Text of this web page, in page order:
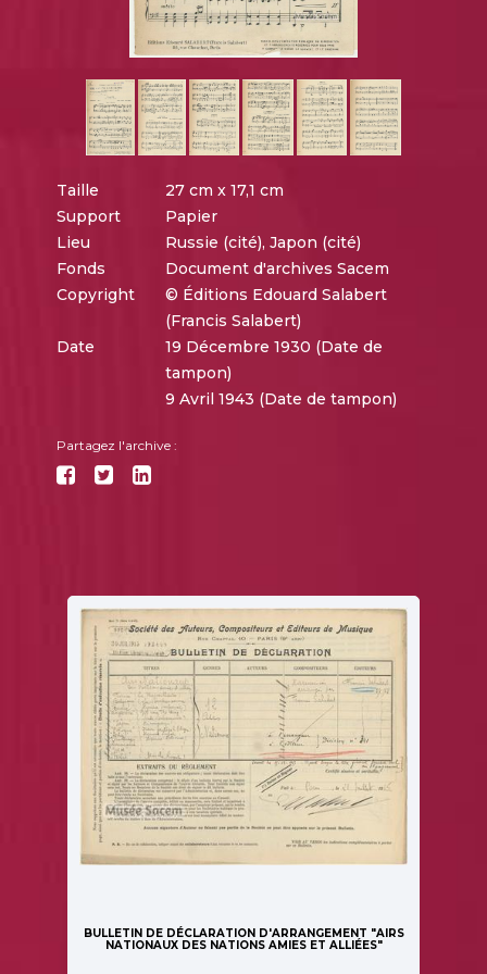
Taille
27 cm x 17,1 cm
Support
Papier
Lieu
Russie (cité), Japon (cité)
Fonds
Document d'archives Sacem
Copyright
© Éditions Edouard Salabert
(Francis Salabert)
Date
19 Décembre 1930 (Date de
tampon)
9 Avril 1943 (Date de tampon)
Partagez l'archive :
BULLETIN DE DÉCLARATION D'ARRANGEMENT "AIRS
NATIONAUX DES NATIONS AMIES ET ALLIÉES"